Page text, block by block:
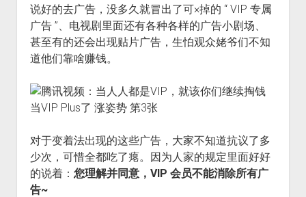
说好的去广告，没多久就冒出了可×掉的 “ VIP 专属
广告 ”、电视剧里面还有各种各样的广告小剧场、
甚至有的还会出现贴片广告，生怕观众姥爷们不知
道他们靠啥赚钱。
对于变着法出现的这些广告，大家不知道抗议了多
少次，可惜全都吃了瘪。因为人家的规定里面好好
的说着： 您理解并同意，VIP 会员不能消除所有广
告~